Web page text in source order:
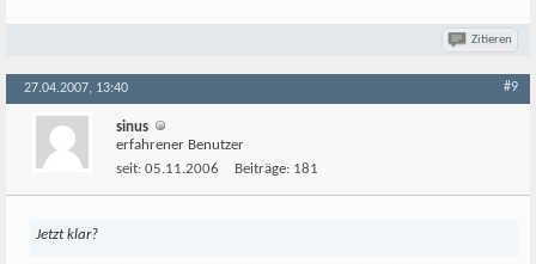
Zitieren
27.04.2007, 13:40 #9
sinus
erfahrener Benutzer
seit: 05.11.2006 Beiträge: 181
Jetzt klar?